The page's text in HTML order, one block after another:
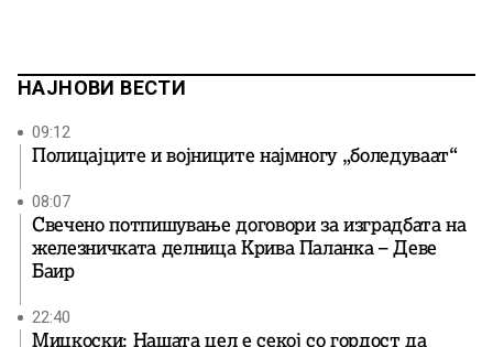
НАЈНОВИ ВЕСТИ
09:12
Полицајците и војниците најмногу „боледуваат“
08:07
Свечено потпишување договори за изградбата на
железничката делница Крива Паланка – Деве
Баир
22:40
Мицкоски: Нашата цел е секој со гордост да